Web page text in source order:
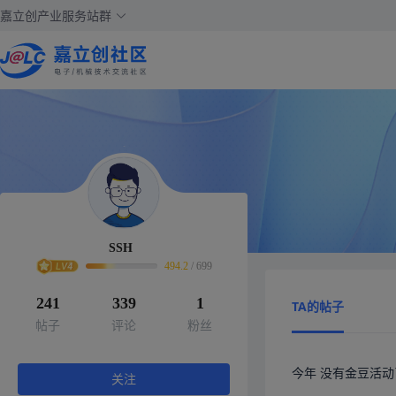
嘉立创产业服务站群
SSH
494.2 / 699
241
帖子
339
评论
1
粉丝
关注
TA的帖子
今年 没有金豆活